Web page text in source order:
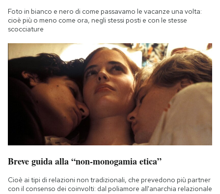
Foto in bianco e nero di come passavamo le vacanze una volta:
cioè più o meno come ora, negli stessi posti e con le stesse
scocciature
Breve guida alla “non-monogamia etica”
Cioè ai tipi di relazioni non tradizionali, che prevedono più partner
con il consenso dei coinvolti: dal poliamore all'anarchia relazionale